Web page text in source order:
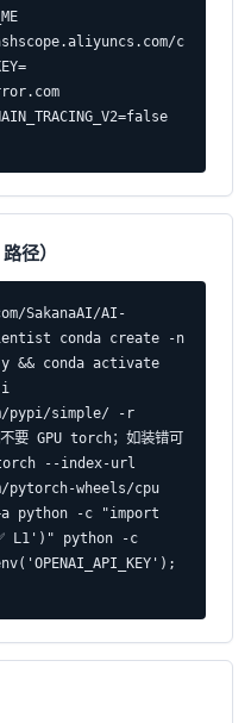
c
径）
SakanaAI/AI-
conda create -n
&& conda activate
pypi/simple/ -r
GPU torch；如装错可
--index-url
wheels/cpu
python -c "import
L1')" python -c